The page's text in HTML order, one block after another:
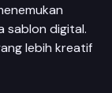
sablon digital.
lebih kreatif